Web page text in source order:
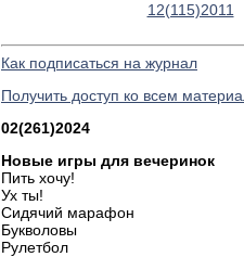
12(115)2011
Как подписаться на журнал
Получить доступ ко всем
02(261)2024
Новые игры для вечеринок
Пить хочу!
Ух ты!
Сидячий марафон
Букволовы
Рулетбол